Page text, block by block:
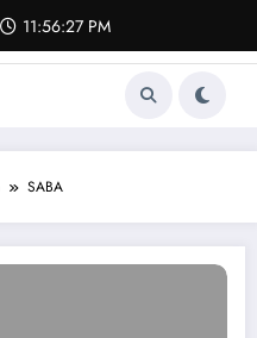
11:56:28 PM
SABA